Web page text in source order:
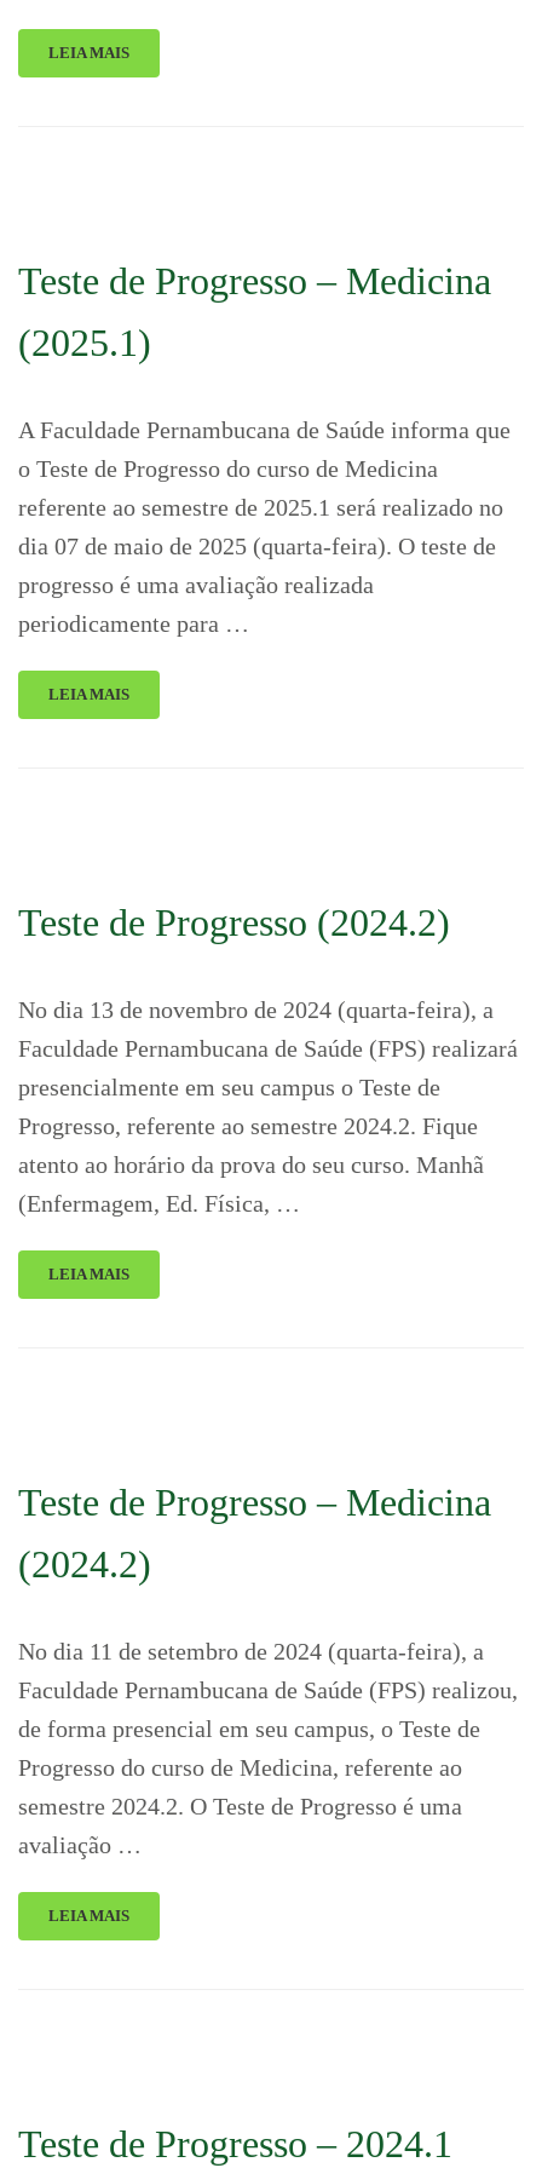
LEIA MAIS
Teste de Progresso – Medicina
(2025.1)
A Faculdade Pernambucana de Saúde informa que
o Teste de Progresso do curso de Medicina
referente ao semestre de 2025.1 será realizado no
dia 07 de maio de 2025 (quarta-feira). O teste de
progresso é uma avaliação realizada
periodicamente para …
LEIA MAIS
Teste de Progresso (2024.2)
No dia 13 de novembro de 2024 (quarta-feira), a
Faculdade Pernambucana de Saúde (FPS) realizará
presencialmente em seu campus o Teste de
Progresso, referente ao semestre 2024.2. Fique
atento ao horário da prova do seu curso. Manhã
(Enfermagem, Ed. Física, …
LEIA MAIS
Teste de Progresso – Medicina
(2024.2)
No dia 11 de setembro de 2024 (quarta-feira), a
Faculdade Pernambucana de Saúde (FPS) realizou,
de forma presencial em seu campus, o Teste de
Progresso do curso de Medicina, referente ao
semestre 2024.2. O Teste de Progresso é uma
avaliação …
LEIA MAIS
Teste de Progresso – 2024.1